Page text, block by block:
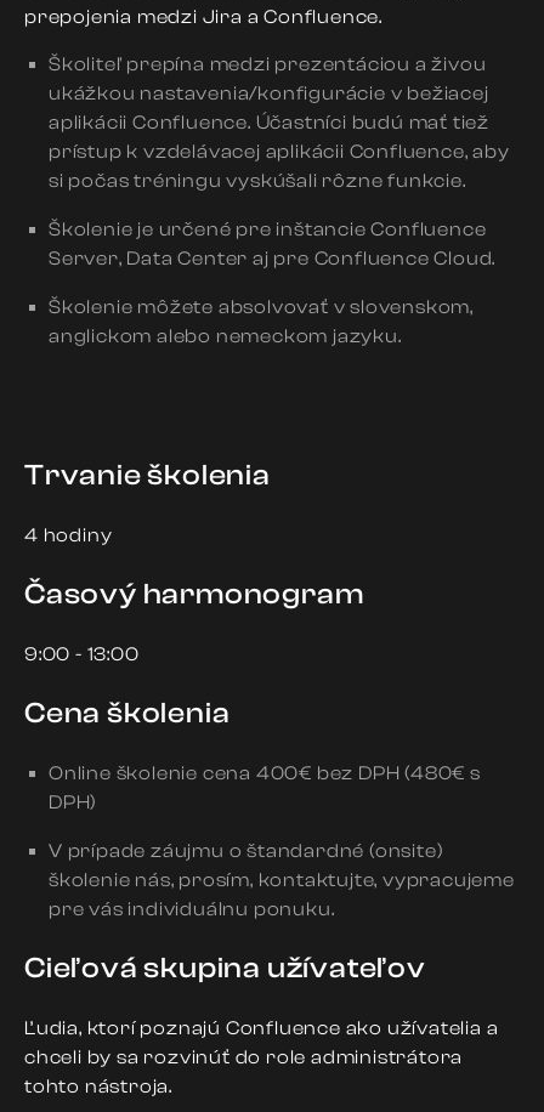
prepojenia medzi Jira a Confluence.
Školiteľ prepína medzi prezentáciou a živou
ukážkou nastavenia/konfigurácie v bežiacej
aplikácii Confluence. Účastníci budú mať tiež
prístup k vzdelávacej aplikácii Confluence, aby
si počas tréningu vyskúšali rôzne funkcie.
Školenie je určené pre inštancie Confluence
Server, Data Center aj pre Confluence Cloud.
Školenie môžete absolvovať v slovenskom,
anglickom alebo nemeckom jazyku.
Trvanie školenia
4 hodiny
Časový harmonogram
9:00 - 13:00
Cena školenia
Online školenie cena 400€ bez DPH (480€ s
DPH)
V prípade záujmu o štandardné (onsite)
školenie nás, prosím, kontaktujte, vypracujeme
pre vás individuálnu ponuku.
Cieľová skupina užívateľov
Ľudia, ktorí poznajú Confluence ako užívatelia a
chceli by sa rozvinúť do role administrátora
tohto nástroja.